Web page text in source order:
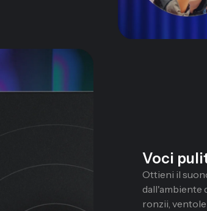
Voci
Ottieni il
dall'ambiente
ronzii,